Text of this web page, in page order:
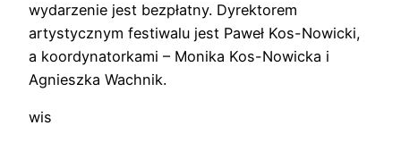
wydarzenie jest bezpłatny. Dyrektorem
artystycznym festiwalu jest Paweł Kos-Nowicki,
a koordynatorkami – Monika Kos-Nowicka i
Agnieszka Wachnik.
wis